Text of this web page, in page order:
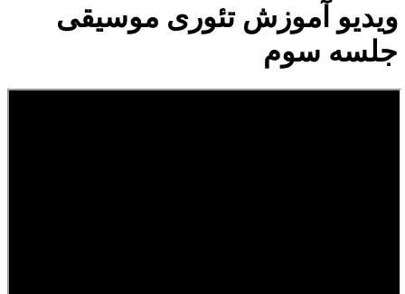
ویدیو آموزش تئوری موسیقی
جلسه سوم